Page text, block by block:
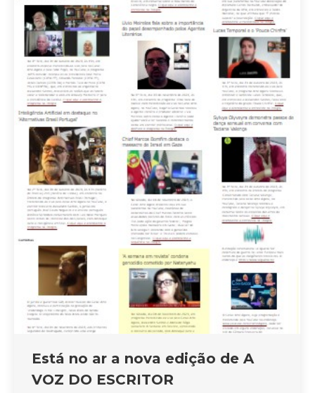
Está no ar a nova edição de A
VOZ DO ESCRITOR